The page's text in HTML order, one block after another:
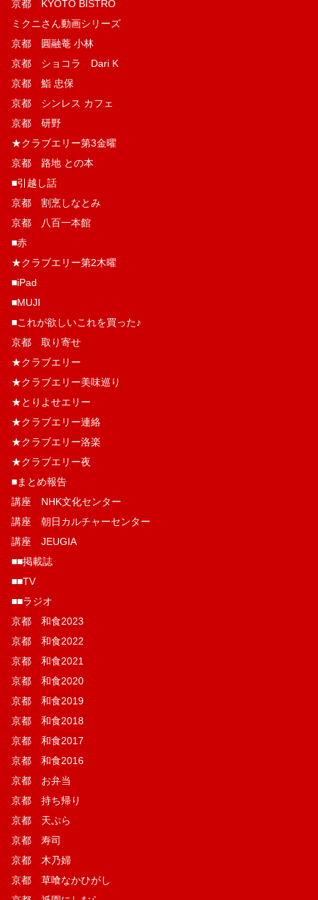
京都 KYOTO BISTRO
ミクニさん動画シリーズ
京都 圓融菴 小林
京都 ショコラ Dari K
京都 鮨 忠保
京都 シンレス カフェ
京都 研野
★クラブエリー第3金曜
京都 路地 との本
■引越し話
京都 割烹しなとみ
京都 八百一本館
■赤
★クラブエリー第2木曜
■iPad
■MUJI
■これが欲しいこれを買った♪
京都 取り寄せ
★クラブエリー
★クラブエリー美味巡り
★とりよせエリー
★クラブエリー連絡
★クラブエリー洛楽
★クラブエリー夜
■まとめ報告
講座 NHK文化センター
講座 朝日カルチャーセンター
講座 JEUGIA
■■掲載誌
■■TV
■■ラジオ
京都 和食2023
京都 和食2022
京都 和食2021
京都 和食2020
京都 和食2019
京都 和食2018
京都 和食2017
京都 和食2016
京都 お弁当
京都 持ち帰り
京都 天ぷら
京都 寿司
京都 木乃婦
京都 草喰なかひがし